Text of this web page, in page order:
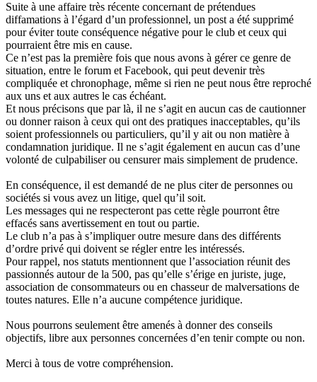
Suite à une affaire très récente concernant de prétendues
diffamations à l’égard d’un professionnel, un post a été supprimé
pour éviter toute conséquence négative pour le club et ceux qui
pourraient être mis en cause.
Ce n’est pas la première fois que nous avons à gérer ce genre de
situation, entre le forum et Facebook, qui peut devenir très
compliquée et chronophage, même si rien ne peut nous être reproché
aux uns et aux autres le cas échéant.
Et nous précisons que par là, il ne s’agit en aucun cas de cautionner
ou donner raison à ceux qui ont des pratiques inacceptables, qu’ils
soient professionnels ou particuliers, qu’il y ait ou non matière à
condamnation juridique. Il ne s’agit également en aucun cas d’une
volonté de culpabiliser ou censurer mais simplement de prudence.
En conséquence, il est demandé de ne plus citer de personnes ou
sociétés si vous avez un litige, quel qu’il soit.
Les messages qui ne respecteront pas cette règle pourront être
effacés sans avertissement en tout ou partie.
Le club n’a pas à s’impliquer outre mesure dans des différents
d’ordre privé qui doivent se régler entre les intéressés.
Pour rappel, nos statuts mentionnent que l’association réunit des
passionnés autour de la 500, pas qu’elle s’érige en juriste, juge,
association de consommateurs ou en chasseur de malversations de
toutes natures. Elle n’a aucune compétence juridique.
Nous pourrons seulement être amenés à donner des conseils
objectifs, libre aux personnes concernées d’en tenir compte ou non.
Merci à tous de votre compréhension.